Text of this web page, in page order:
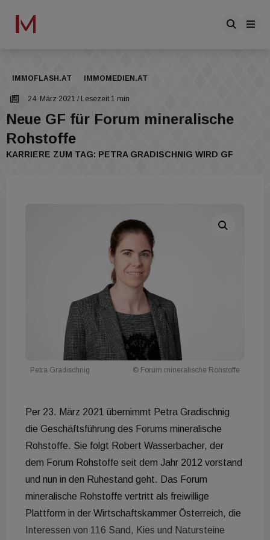
IMMOFLASH.AT IMMOMEDIEN.AT
24. März 2021 / Lesezeit 1 min
Neue GF für Forum mineralische
Rohstoffe
KARRIERE ZUM TAG: PETRA GRADISCHNIG WIRD GF
Petra Gradischnig © Forum mineralische Rohstoffe
Per 23. März 2021 übernimmt Petra Gradischnig
die Geschäftsführung des Forums mineralische
Rohstoffe. Sie folgt Robert Wasserbacher, der
dem Forum Rohstoffe seit dem Jahr 2012 vorstand
und nun in den Ruhestand geht. Das Forum
mineralische Rohstoffe vertritt als freiwillige
Plattform in der Wirtschaftskammer Österreich, die
Interessen von 116 Sand, Kies und Natursteine